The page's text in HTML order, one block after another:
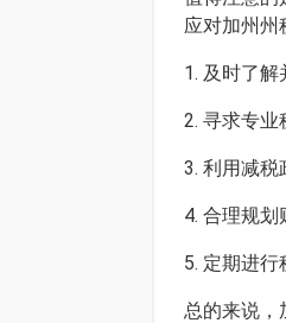
应对加州州
1. 及时了
2. 寻求专业
3. 利用减税
4. 合理规
5. 定期进
总的来说，